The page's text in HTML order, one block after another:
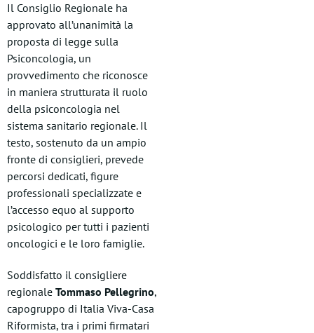
Il Consiglio Regionale ha
approvato all’unanimità la
proposta di legge sulla
Psiconcologia, un
provvedimento che riconosce
in maniera strutturata il ruolo
della psiconcologia nel
sistema sanitario regionale. Il
testo, sostenuto da un ampio
fronte di consiglieri, prevede
percorsi dedicati, figure
professionali specializzate e
l’accesso equo al supporto
psicologico per tutti i pazienti
oncologici e le loro famiglie.
Soddisfatto il consigliere
regionale Tommaso Pellegrino,
capogruppo di Italia Viva-Casa
Riformista, tra i primi firmatari